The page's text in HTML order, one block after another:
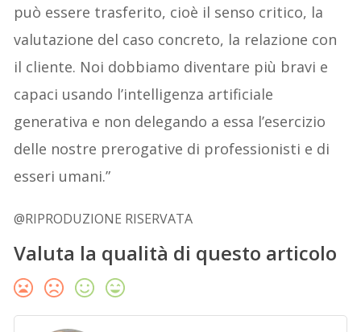
può essere trasferito, cioè il senso critico, la
valutazione del caso concreto, la relazione con
il cliente. Noi dobbiamo diventare più bravi e
capaci usando l’intelligenza artificiale
generativa e non delegando a essa l’esercizio
delle nostre prerogative di professionisti e di
esseri umani.”
@RIPRODUZIONE RISERVATA
Valuta la qualità di questo articolo